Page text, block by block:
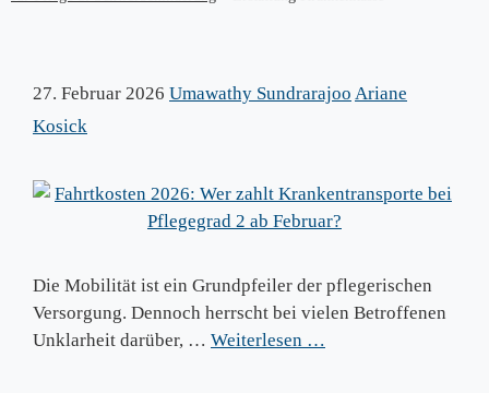
27. Februar 2026 Umawathy Sundrarajoo Ariane
Kosick
Die Mobilität ist ein Grundpfeiler der pflegerischen
Versorgung. Dennoch herrscht bei vielen Betroffenen
Unklarheit darüber, … Weiterlesen …